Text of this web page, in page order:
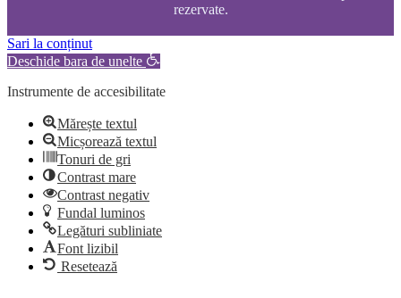
rezervate.
Sari la conținut
Deschide bara de unelte
Instrumente de accesibilitate
Mărește textul
Micșorează textul
Tonuri de gri
Contrast mare
Contrast negativ
Fundal luminos
Legături subliniate
Font lizibil
Resetează